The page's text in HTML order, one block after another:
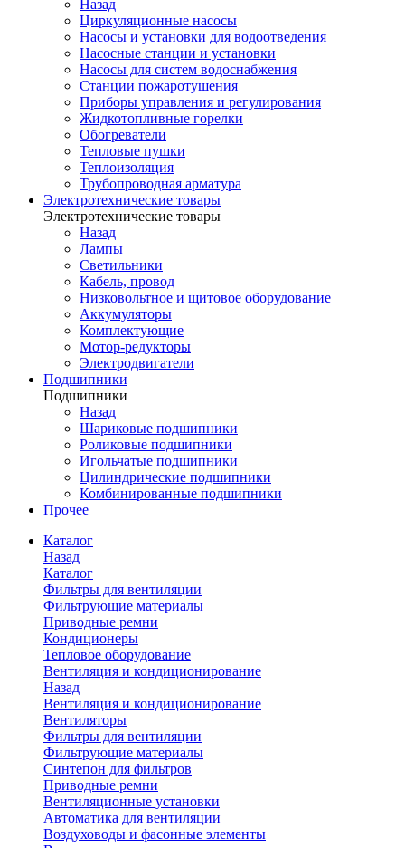
Назад
Циркуляционные насосы
Насосы и установки для водоотведения
Насосные станции и установки
Насосы для систем водоснабжения
Станции пожаротушения
Приборы управления и регулирования
Жидкотопливные горелки
Обогреватели
Тепловые пушки
Теплоизоляция
Трубопроводная арматура
Электротехнические товары
Электротехнические товары
Назад
Лампы
Светильники
Кабель, провод
Низковольтное и щитовое оборудование
Аккумуляторы
Комплектующие
Мотор-редукторы
Электродвигатели
Подшипники
Подшипники
Назад
Шариковые подшипники
Роликовые подшипники
Игольчатые подшипники
Цилиндрические подшипники
Комбинированные подшипники
Прочее
Каталог
Назад
Каталог
Фильтры для вентиляции
Фильтрующие материалы
Приводные ремни
Кондиционеры
Тепловое оборудование
Вентиляция и кондиционирование
Назад
Вентиляция и кондиционирование
Вентиляторы
Фильтры для вентиляции
Фильтрующие материалы
Синтепон для фильтров
Приводные ремни
Вентиляционные установки
Автоматика для вентиляции
Воздуховоды и фасонные элементы